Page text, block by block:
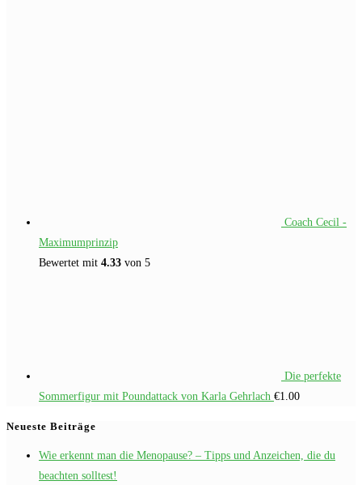
Coach Cecil -
Maximumprinzip
Bewertet mit 4.33 von 5
Die perfekte
Sommerfigur mit Poundattack von Karla Gehrlach €1.00
Neueste Beiträge
Wie erkennt man die Menopause? – Tipps und Anzeichen, die du
beachten solltest!